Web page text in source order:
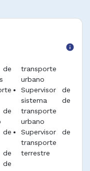
info
de
de
de
de
transporte
urbano
Supervisor de
sistema de
transporte
urbano
Supervisor de
transporte
terrestre